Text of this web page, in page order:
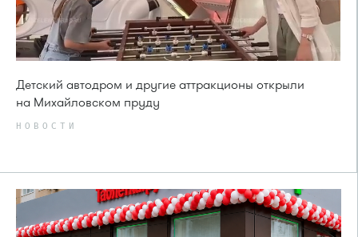
Детский автодром и другие аттракционы открыли
на Михайловском пруду
НОВОСТИ